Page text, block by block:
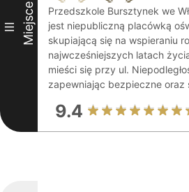
III Miejsce
Przedszkole Bursztynek we
jest niepubliczną placówką
skupiającą się na wspieraniu
najwcześniejszych latach
mieści się przy ul.
zapewniając bezpieczne oraz
9.4